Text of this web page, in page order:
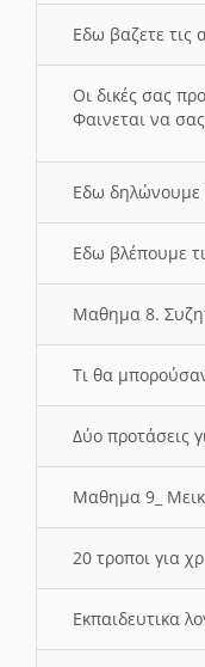
Εδω βαζετε τις
Οι δικές σας
Φαινεται να
Εδω
Εδω βλέπουμε
Μαθημα 8.
Τι θα
Δύο προτάσεις
Μαθημα 9_
20 τροποι για
Εκπαιδευτικα